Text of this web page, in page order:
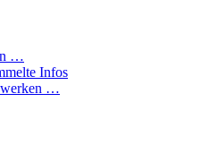
…
Infos
…